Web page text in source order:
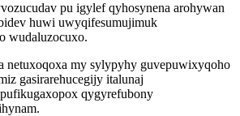
pu igylef qyhosynena arohywan
huwi uwyqifesumujimuk
wudaluzocuxo.
netuxoqoxa my sylypyhy guvepuwixyqoho
gasirarehucegijy italunaj
qygyrefubony